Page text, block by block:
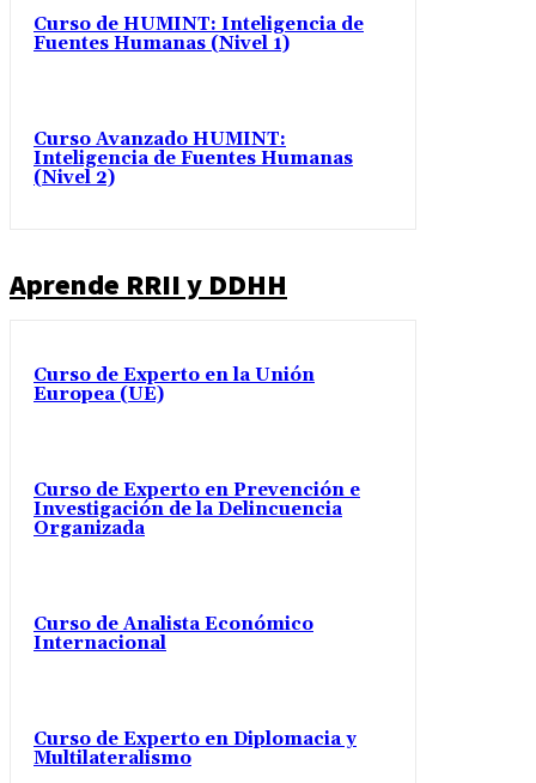
Curso de HUMINT: Inteligencia de
Fuentes Humanas (Nivel 1)
Curso Avanzado HUMINT:
Inteligencia de Fuentes Humanas
(Nivel 2)
Aprende RRII y DDHH
Curso de Experto en la Unión
Europea (UE)
Curso de Experto en Prevención e
Investigación de la Delincuencia
Organizada
Curso de Analista Económico
Internacional
Curso de Experto en Diplomacia y
Multilateralismo